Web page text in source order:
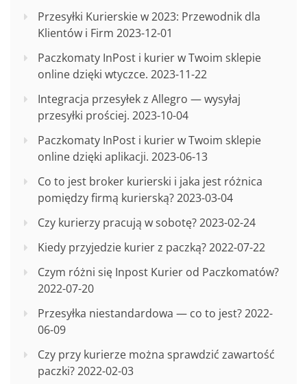
Przesyłki Kurierskie w 2023: Przewodnik dla
Klientów i Firm 2023-12-01
Paczkomaty InPost i kurier w Twoim sklepie
online dzięki wtyczce. 2023-11-22
Integracja przesyłek z Allegro — wysyłaj
przesyłki prościej. 2023-10-04
Paczkomaty InPost i kurier w Twoim sklepie
online dzięki aplikacji. 2023-06-13
Co to jest broker kurierski i jaka jest różnica
pomiędzy firmą kurierską?2023-03-04
Czy kurierzy pracują w sobotę?2023-02-24
Kiedy przyjedzie kurier z paczką?2022-07-22
Czym różni się Inpost Kurier od Paczkomatów?
2022-07-20
Przesyłka niestandardowa — co to jest?2022-
06-09
Czy przy kurierze można sprawdzić zawartość
paczki?2022-02-03